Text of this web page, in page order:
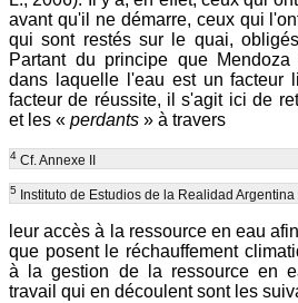
avant qu'il ne démarre, ceux qui
qui sont restés sur le quai,
Partant du principe que
dans laquelle l'eau est un facteur
facteur de réussite, il s'agit ici de
et les « perdants » à travers
4 Cf. Annexe II
5 Instituto de Estudios de la Realidad
leur accès à la ressource en eau
que posent le réchauffement
à la gestion de la ressource en
travail qui en découlent sont les